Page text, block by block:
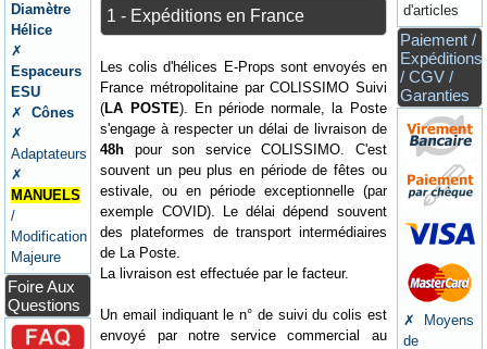
Diamètre
Hélice
✗
Espaceurs
ESU
✗
Cônes
✗
Adaptateurs
✗
MANUELS
/
Modification
Majeure
Foire Aux
Questions
1 - Expéditions en France
Les colis d'hélices E-Props sont envoyés en
France métropolitaine par COLISSIMO Suivi
(LA POSTE). En période normale, la Poste
s'engage à respecter un délai de livraison de
48h pour son service COLISSIMO. C'est
souvent un peu plus en période de fêtes ou
estivale, ou en période exceptionnelle (par
exemple COVID). Le délai dépend souvent
des plateformes de transport intermédiaires
de La Poste.
La livraison est effectuée par le facteur.
Un email indiquant le n° de suivi du colis est
envoyé par notre service commercial au
d'articles
Paiement /
Expéditions
/ CGV /
Garanties
✗ Moyens
de